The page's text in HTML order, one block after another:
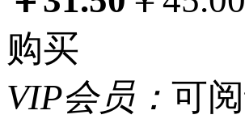
购买
VIP会员： 可